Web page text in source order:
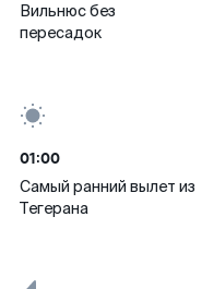
Вильнюс без
пересадок
01:00
Самый ранний вылет из
Тегерана